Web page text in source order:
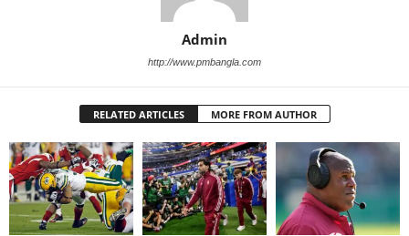
Admin
http://www.pmbangla.com
RELATED ARTICLES MORE FROM AUTHOR